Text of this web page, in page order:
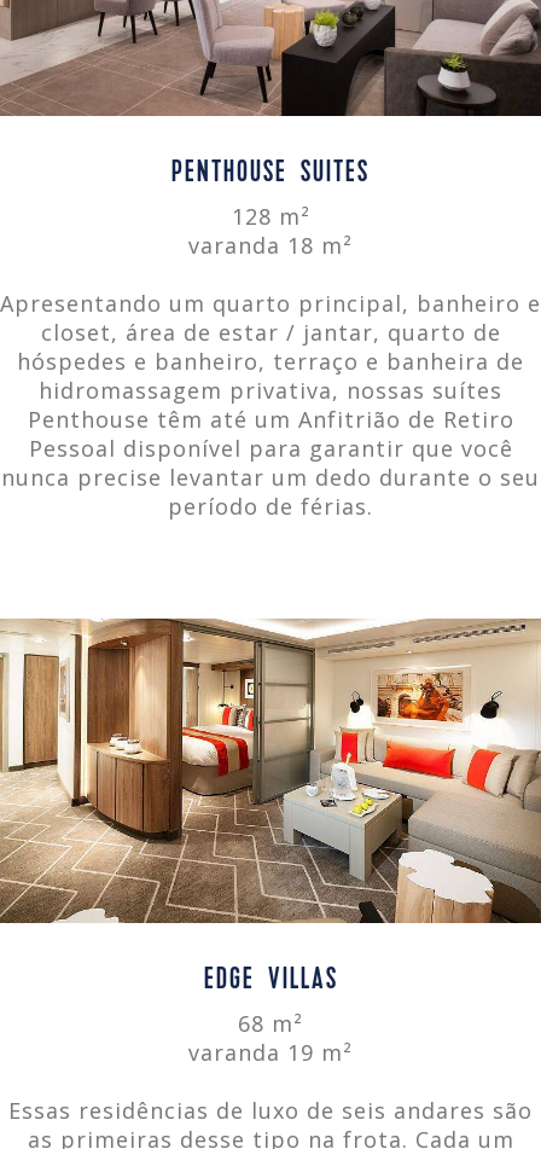
PENTHOUSE SUITES
128 m²
varanda 18 m²
Apresentando um quarto principal, banheiro e
closet, área de estar / jantar, quarto de
hóspedes e banheiro, terraço e banheira de
hidromassagem privativa, nossas suítes
Penthouse têm até um Anfitrião de Retiro
Pessoal disponível para garantir que você
nunca precise levantar um dedo durante o seu
período de férias.
EDGE VILLAS
68 m²
varanda 19 m²
Essas residências de luxo de seis andares são
as primeiras desse tipo na frota. Cada um